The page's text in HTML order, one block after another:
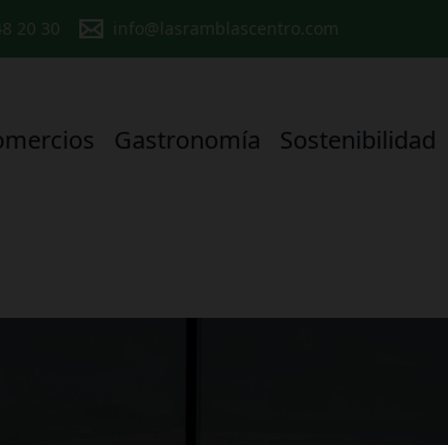
20 30 info@lasramblascentro.com
Gastronomía Sostenibilidad